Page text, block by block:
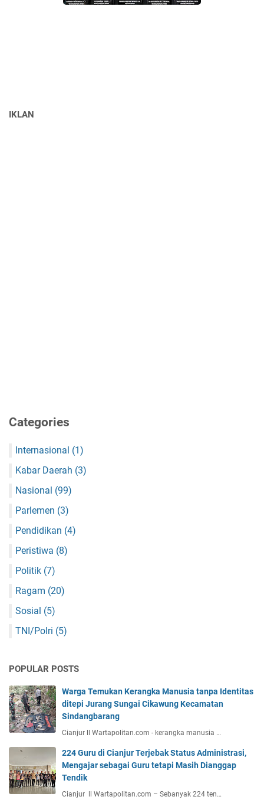
IKLAN
Categories
Internasional (1)
Kabar Daerah (3)
Nasional (99)
Parlemen (3)
Pendidikan (4)
Peristiwa (8)
Politik (7)
Ragam (20)
Sosial (5)
TNI/Polri (5)
POPULAR POSTS
Warga Temukan Kerangka Manusia tanpa Identitas
ditepi Jurang Sungai Cikawung Kecamatan
Sindangbarang
Cianjur ll Wartapolitan.com - kerangka manusia …
224 Guru di Cianjur Terjebak Status Administrasi,
Mengajar sebagai Guru tetapi Masih Dianggap
Tendik
Cianjur ll Wartapolitan.com – Sebanyak 224 ten…